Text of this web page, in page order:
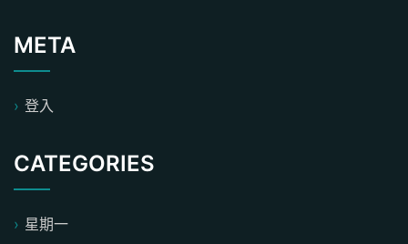
META
登入
CATEGORIES
星期一